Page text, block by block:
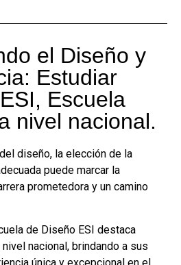
el Diseño y
Estudiar
Escuela
nivel nacional.
diseño, la elección de la
puede marcar la
prometedora y un camino
de Diseño ESI destaca
nacional, brindando a sus